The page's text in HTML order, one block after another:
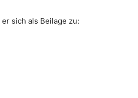
sich als Beilage zu: